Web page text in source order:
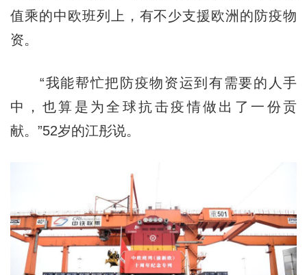
值乘的中欧班列上，有不少支援欧洲的防疫物
资。
“我能帮忙把防疫物资运到有需要的人手
中，也算是为全球抗击疫情做出了一份贡
献。”52岁的江彤说。